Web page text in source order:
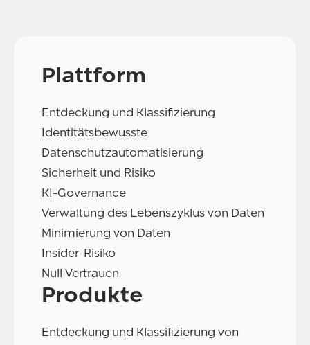
Plattform
Entdeckung und Klassifizierung
Identitätsbewusste
Datenschutzautomatisierung
Sicherheit und Risiko
KI-Governance
Verwaltung des Lebenszyklus von Daten
Minimierung von Daten
Insider-Risiko
Null Vertrauen
Produkte
Entdeckung und Klassifizierung von